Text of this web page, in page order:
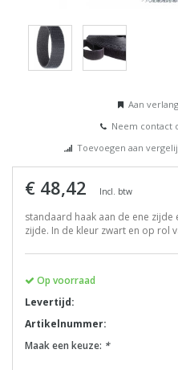
Aan
Neem contact
Toevoegen aan
€ 48,42 Incl. btw
standaard haak aan de ene
zijde. In de kleur zwart en op rol
Op voorraad
Levertijd:
Artikelnummer:
Maak een keuze: *